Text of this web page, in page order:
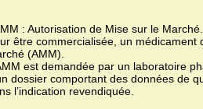
: Autorisation de Mise sur le Marché.
être commercialisée, un
(AMM).
est demandée par un laboratoire
dossier comportant des données de
l’indication revendiquée.